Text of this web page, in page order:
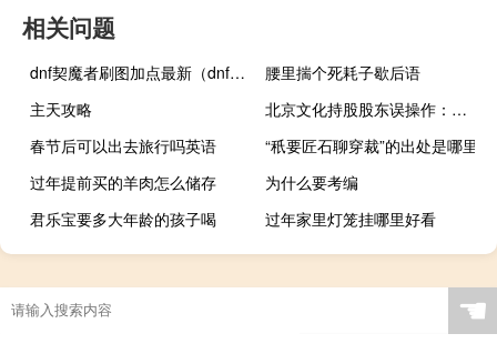
相关问题
dnf契魔者刷图加点最新（dnf契魔者刷图加点）
腰里揣个死耗子歇后语
主天攻略
北京文化持股股东误操作：卖出变买入 导致短线交易
春节后可以出去旅行吗英语
“秖要匠石聊穿裁”的出处是哪里
过年提前买的羊肉怎么储存
为什么要考编
君乐宝要多大年龄的孩子喝
过年家里灯笼挂哪里好看
☚